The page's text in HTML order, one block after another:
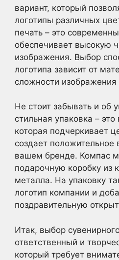
вариант, который
логотипы различных
печать – это
обеспечивает высокую
изображения. Выбор
логотипа зависит от
сложности
Не стоит забывать и об
стильная упаковка –
которая подчеркивает
создает положительное
вашем бренде. Компас
подарочную коробку из
металла. На упаковку
логотип компании и
поздравительную
Итак, выбор
ответственный и
который требует